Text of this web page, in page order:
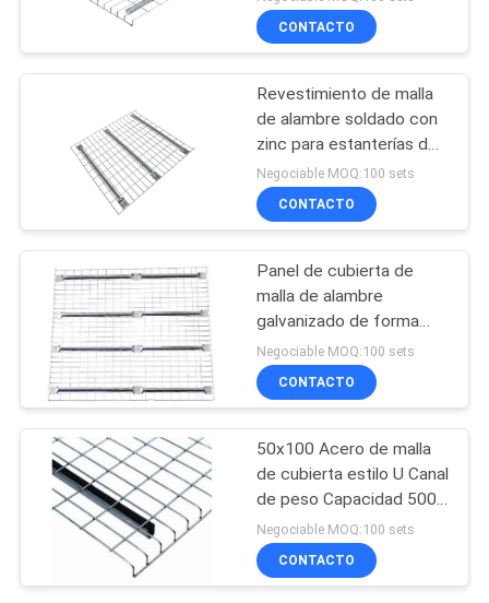
ÉNTRENOS
EN
CONTACTO
UNA
CITA
MAPA
DEL
SITIO
PRIVACY
POLICY
alta seguridad
CONTACTO
Revestimiento de malla
de alambre soldado con
zinc para estanterías de
palets selectivas
Negociable MOQ:100 sets
CONTACTO
Panel de cubierta de
malla de alambre
galvanizado de forma
desbordada Sistema
RAL Euro estilo
Negociable MOQ:100 sets
CONTACTO
50x100 Acero de malla
de cubierta estilo U Canal
de peso Capacidad 500-
3000kg
Negociable MOQ:100 sets
CONTACTO